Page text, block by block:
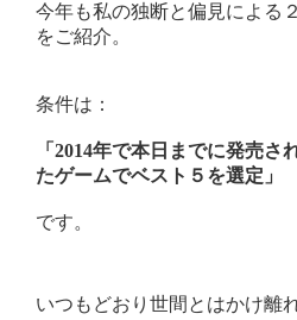
今年も私の独断と偏見による
をご紹介。
条件は：
「2014年で本日までに発売さ
たゲームでベスト５を選定」
です。
いつもどおり世間とはかけ離